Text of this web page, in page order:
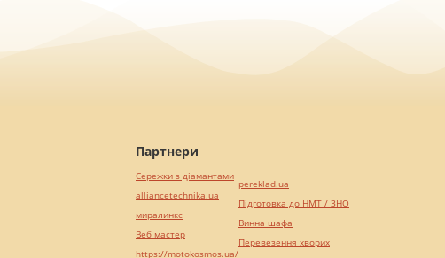
Партнери
Сережки з діамантами
alliancetechnika.ua
миралинкс
Веб мастер
https://motokosmos.ua/
pereklad.ua
Підготовка до НМТ / ЗНО
Винна шафа
Перевезення хворих